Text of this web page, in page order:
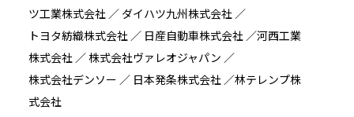
ツ工業株式会社 ／ ダイハツ九州株式会社 ／
トヨタ紡織株式会社 ／ 日産自動車株式会社 ／河西工業
株式会社 ／ 株式会社ヴァレオジャパン ／
株式会社デンソー ／ 日本発条株式会社 ／林テレンプ株
式会社